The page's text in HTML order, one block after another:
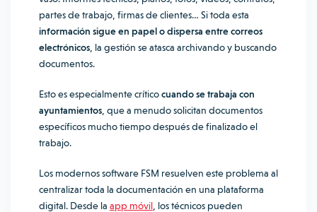
partes de trabajo, firmas de clientes… Si toda esta
información sigue en papel o dispersa entre correos
electrónicos , la gestión se atasca archivando y buscando
documentos.
Esto es especialmente críticocuando se trabaja con
ayuntamientos , que a menudo solicitan documentos
específicos mucho tiempo después de finalizado el
trabajo.
Los modernos software FSM resuelven este problema al
centralizar toda la documentación en una plataforma
digital. Desde la app móvil , los técnicos pueden